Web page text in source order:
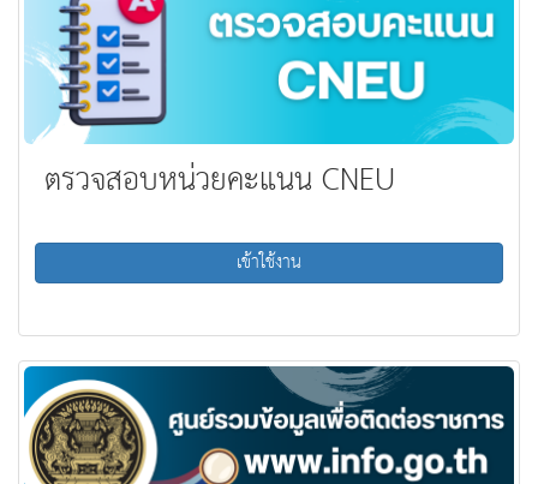
ตรวจสอบหน่วยคะแนน CNEU
เข้าใช้งาน